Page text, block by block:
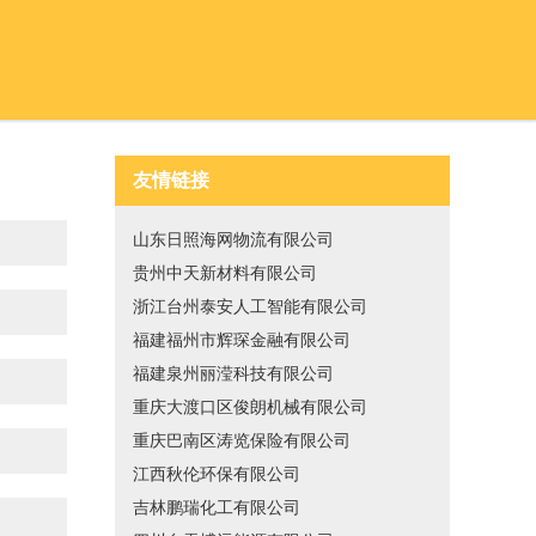
友情链接
山东日照海网物流有限公司
贵州中天新材料有限公司
浙江台州泰安人工智能有限公司
福建福州市辉琛金融有限公司
福建泉州丽滢科技有限公司
重庆大渡口区俊朗机械有限公司
重庆巴南区涛览保险有限公司
江西秋伦环保有限公司
吉林鹏瑞化工有限公司